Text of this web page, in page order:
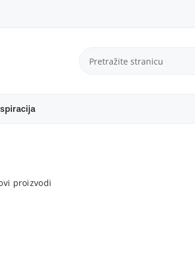
proizvodi